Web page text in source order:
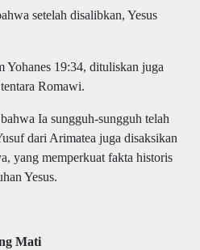
setelah disalibkan, Yesus
Yohanes 19:34, dituliskan juga
Romawi.
Ia sungguh-sungguh telah
dari Arimatea juga disaksikan
yang memperkuat fakta historis
Yesus.
Mati